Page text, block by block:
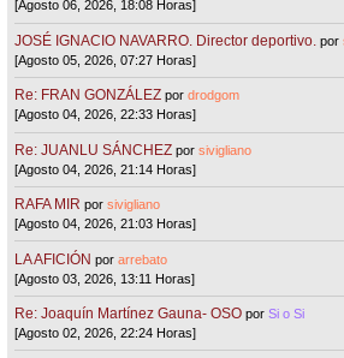
[Agosto 06, 2026, 18:08 Horas]
JOSÉ IGNACIO NAVARRO. Director deportivo. por
[Agosto 05, 2026, 07:27 Horas]
Re: FRAN GONZÁLEZ pordrodgom
[Agosto 04, 2026, 22:33 Horas]
Re: JUANLU SÁNCHEZ porsivigliano
[Agosto 04, 2026, 21:14 Horas]
RAFA MIR porsivigliano
[Agosto 04, 2026, 21:03 Horas]
LA AFICIÓN porarrebato
[Agosto 03, 2026, 13:11 Horas]
Re: Joaquín Martínez Gauna- OSO porSi o Si
[Agosto 02, 2026, 22:24 Horas]